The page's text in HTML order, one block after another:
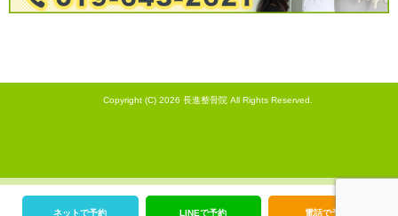
Copyright (C) 2026 長進整骨院 All Rights Reserved.
ネットで予約 LINEで予約 電話で予約